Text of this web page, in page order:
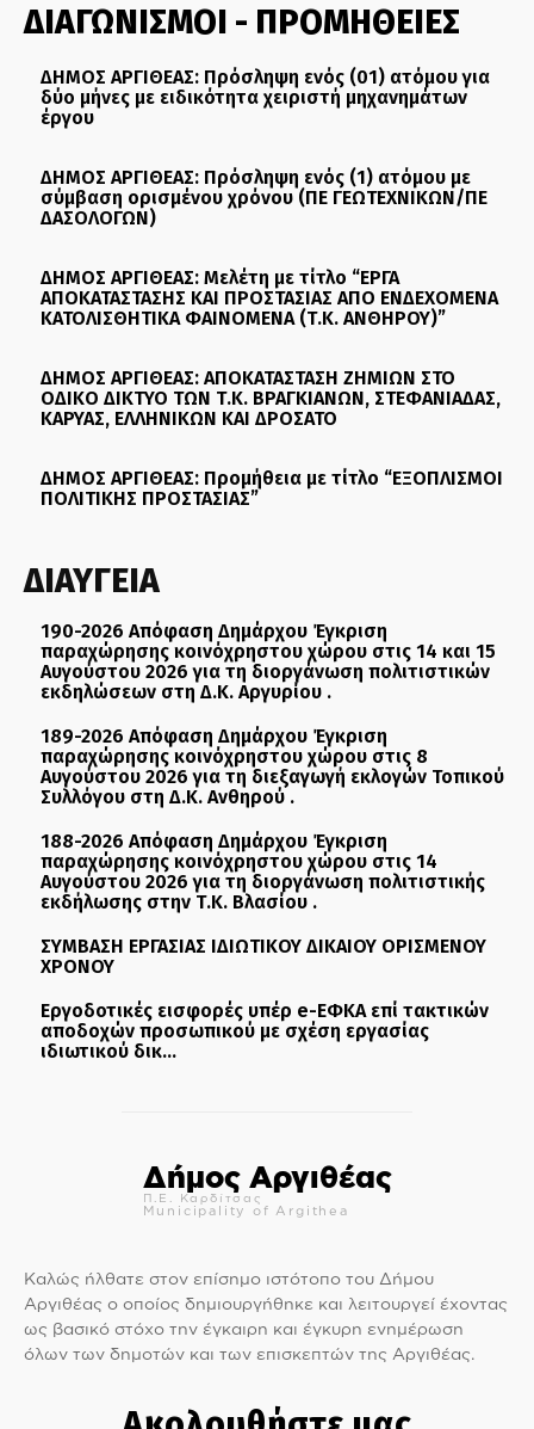
ΔΙΑΓΩΝΙΣΜΟΙ - ΠΡΟΜΗΘΕΙΕΣ
ΔΗΜΟΣ ΑΡΓΙΘΕΑΣ: Πρόσληψη ενός (01) ατόμου για
δύο μήνες με ειδικότητα χειριστή μηχανημάτων
έργου
ΔΗΜΟΣ ΑΡΓΙΘΕΑΣ: Πρόσληψη ενός (1) ατόμου με
σύμβαση ορισμένου χρόνου (ΠΕ ΓΕΩΤΕΧΝΙΚΩΝ/ΠΕ
ΔΑΣΟΛΟΓΩΝ)
ΔΗΜΟΣ ΑΡΓΙΘΕΑΣ: Μελέτη με τίτλο “ΕΡΓΑ
ΑΠΟΚΑΤΑΣΤΑΣΗΣ ΚΑΙ ΠΡΟΣΤΑΣΙΑΣ ΑΠΟ ΕΝΔΕΧΟΜΕΝΑ
ΚΑΤΟΛΙΣΘΗΤΙΚΑ ΦΑΙΝΟΜΕΝΑ (Τ.Κ. ΑΝΘΗΡΟΥ)”
ΔΗΜΟΣ ΑΡΓΙΘΕΑΣ: ΑΠΟΚΑΤΑΣΤΑΣΗ ΖΗΜΙΩΝ ΣΤΟ
ΟΔΙΚΟ ΔΙΚΤΥΟ ΤΩΝ Τ.Κ. ΒΡΑΓΚΙΑΝΩΝ, ΣΤΕΦΑΝΙΑΔΑΣ,
ΚΑΡΥΑΣ, ΕΛΛΗΝΙΚΩΝ ΚΑΙ ΔΡΟΣΑΤΟ
ΔΗΜΟΣ ΑΡΓΙΘΕΑΣ: Προμήθεια με τίτλο “ΕΞΟΠΛΙΣΜΟΙ
ΠΟΛΙΤΙΚΗΣ ΠΡΟΣΤΑΣΙΑΣ”
ΔΙΑΥΓΕΙΑ
190-2026 Απόφαση Δημάρχου Έγκριση
παραχώρησης κοινόχρηστου χώρου στις 14 και 15
Αυγούστου 2026 για τη διοργάνωση πολιτιστικών
εκδηλώσεων στη Δ.Κ. Αργυρίου .
189-2026 Απόφαση Δημάρχου Έγκριση
παραχώρησης κοινόχρηστου χώρου στις 8
Αυγούστου 2026 για τη διεξαγωγή εκλογών Τοπικού
Συλλόγου στη Δ.Κ. Ανθηρού .
188-2026 Απόφαση Δημάρχου Έγκριση
παραχώρησης κοινόχρηστου χώρου στις 14
Αυγούστου 2026 για τη διοργάνωση πολιτιστικής
εκδήλωσης στην Τ.Κ. Βλασίου .
ΣΥΜΒΑΣΗ ΕΡΓΑΣΙΑΣ ΙΔΙΩΤΙΚΟΥ ΔΙΚΑΙΟΥ ΟΡΙΣΜΕΝΟΥ
ΧΡΟΝΟΥ
Εργοδοτικές εισφορές υπέρ e-ΕΦΚΑ επί τακτικών
αποδοχών προσωπικού με σχέση εργασίας
ιδιωτικού δικ...
Δήμος Αργιθέας
Π.Ε. Καρδίτσας
Municipality of Argithea
Καλώς ήλθατε στον επίσημο ιστότοπο του Δήμου
Αργιθέας ο οποίος δημιουργήθηκε και λειτουργεί έχοντας
ως βασικό στόχο την έγκαιρη και έγκυρη ενημέρωση
όλων των δημοτών και των επισκεπτών της Αργιθέας.